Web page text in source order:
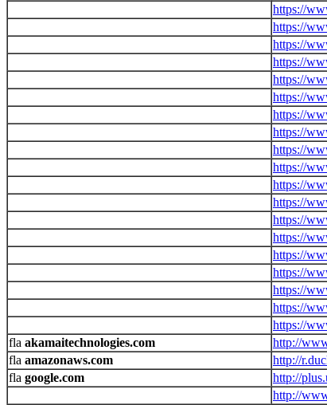
https://
https://
https://
https://
https://
https://
https://
https://
https://
https://
https://
https://
https://
https://
https://
https://
https://
https://
https://
akamaitechnologies.com
http://
amazonaws.com
http://
google.com
http://
http://